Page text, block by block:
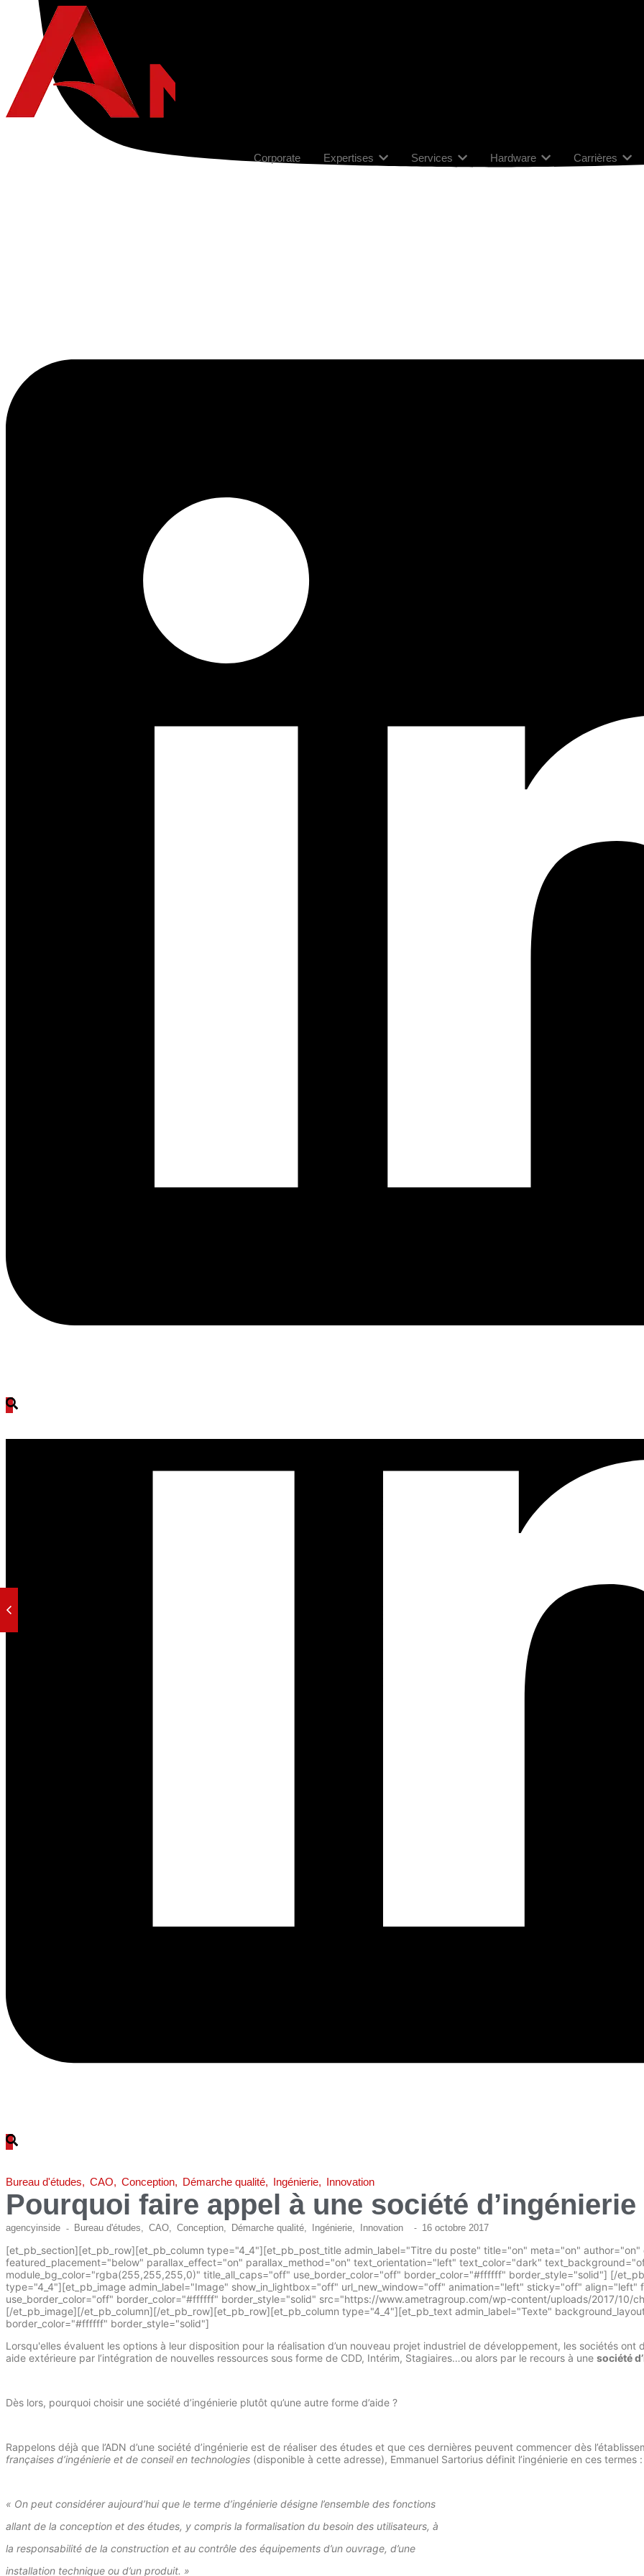
Corporate Expertises Services Hardware Carrières
Bureau d'études, CAO, Conception, Démarche qualité, Ingénierie, Innovation
Pourquoi faire appel à une société
agencyinside - Bureau d'études, CAO, Conception, Démarche qualité, Ingénierie, Innovation - 16 octobre 2017
[et_pb_section][et_pb_row][et_pb_column type="4_4"][et_pb_post_title admin_label="Titre du poste" title="on" meta="on"
featured_placement="below" parallax_effect="on" parallax_method="on" text_orientation="left" text_color="dark"
module_bg_color="rgba(255,255,255,0)" title_all_caps="off" use_border_color="off" border_color="#ffffff" border_style="solid"] [/
type="4_4"][et_pb_image admin_label="Image" show_in_lightbox="off" url_new_window="off" animation="left" sticky="off" align="left"
use_border_color="off" border_color="#ffffff" border_style="solid" src="https://www.ametragroup.com/wp-content/uploads/2017/10/
[/et_pb_image][/et_pb_column][/et_pb_row][et_pb_row][et_pb_column type="4_4"][et_pb_text admin_label="Texte"
border_color="#ffffff" border_style="solid"]
Lorsqu'elles évaluent les options à leur disposition pour la réalisation d’un nouveau projet industriel de développement, les sociétés
aide extérieure par l’intégration de nouvelles ressources sous forme de CDD, Intérim, Stagiaires…ou alors par le recours à une société
Dès lors, pourquoi choisir une société d’ingénierie plutôt qu’une autre forme d’aide ?
Rappelons déjà que l’ADN d’une société d’ingénierie est de réaliser des études et que ces dernières peuvent commencer dès
françaises d’ingénierie et de conseil en technologies (disponible à cette adresse), Emmanuel Sartorius définit l’ingénierie en ces termes :
« On peut considérer aujourd’hui que le terme d’ingénierie désigne l’ensemble des fonctions
allant de la conception et des études, y compris la formalisation du besoin des utilisateurs, à
la responsabilité de la construction et au contrôle des équipements d’un ouvrage, d’une
installation technique ou d’un produit. »